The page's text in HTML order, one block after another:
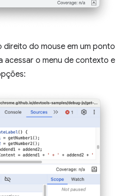
direito do mouse em um ponto
acessar o menu de contexto e